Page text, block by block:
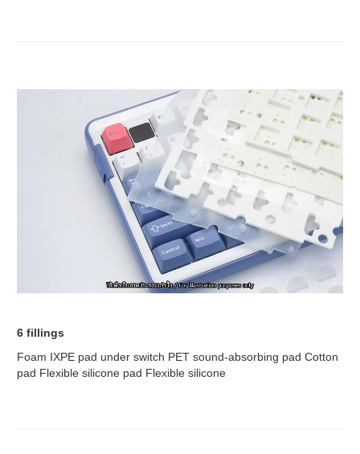
6 fillings
Foam IXPE pad under switch PET sound-absorbing pad Cotton
pad Flexible silicone pad Flexible silicone